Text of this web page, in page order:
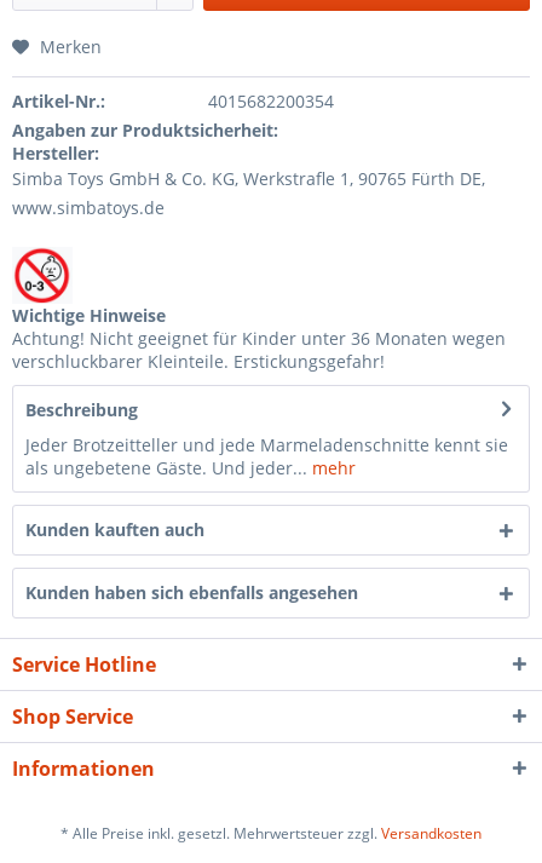
Merken
Artikel-Nr.:
4015682200354
Angaben zur Produktsicherheit:
Hersteller:
Simba Toys GmbH & Co. KG, Werkstraﬂe 1, 90765 Fürth DE,
www.simbatoys.de
Wichtige Hinweise
Achtung! Nicht geeignet für Kinder unter 36 Monaten wegen
verschluckbarer Kleinteile. Erstickungsgefahr!
Beschreibung
Jeder Brotzeitteller und jede Marmeladenschnitte kennt sie
als ungebetene Gäste. Und jeder... mehr
Kunden kauften auch
Kunden haben sich ebenfalls angesehen
Service Hotline
Shop Service
Informationen
* Alle Preise inkl. gesetzl. Mehrwertsteuer zzgl.Versandkosten